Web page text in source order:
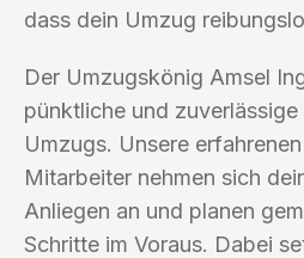
dass dein Umzug
Der Umzugskönig Amsel
pünktliche und
Umzugs. Unsere
Mitarbeiter nehmen sich
Anliegen an und planen
Schritte im Voraus. Dabei